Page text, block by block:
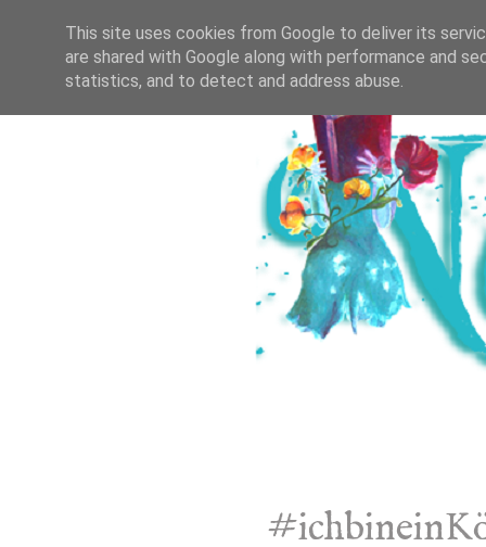
This site uses cookies from Google to deliver its
are shared with Google along with performance and
statistics, and to detect and address abuse.